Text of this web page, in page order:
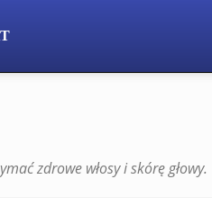
zdrowe włosy i skórę głowy.